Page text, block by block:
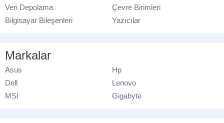
Veri Depolama
Çevre Birimleri
Bilgisayar Bileşenleri
Yazıcılar
Markalar
Asus
Hp
Dell
Lenovo
MSI
Gigabyte